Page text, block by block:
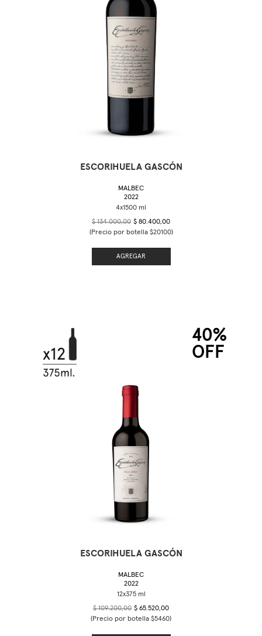
ESCORIHUELA GASCÓN
MALBEC
2022
$ 134.000,00 $ 80.400,00
(Precio por botella $20100)
AGREGAR
40%
OFF
ESCORIHUELA GASCÓN
MALBEC
2022
$ 109.200,00 $ 65.520,00
(Precio por botella $5460)